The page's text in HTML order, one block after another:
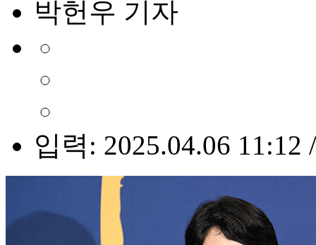
박헌우 기자
입력: 2025.04.06 11:12